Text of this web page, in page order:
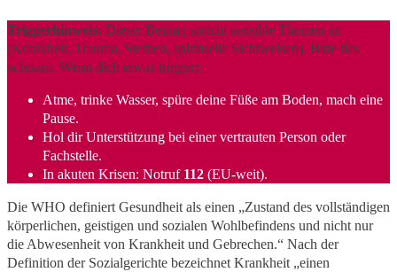
Triggerhinweis: Dieser Beitrag spricht sensible Themen an
(Krankheit, Trauma, Sterben, spirituelle Sichtweisen). Bitte lies
achtsam. Wenn dich etwas triggert:
Atme, trinke Wasser, spüre deine Füße am Boden, mach eine
Pause.
Hol dir Unterstützung bei einer vertrauten Person oder
Fachstelle.
In akuten Krisen: Notruf 112 (EU-weit).
Die WHO definiert Gesundheit als einen „Zustand des vollständigen
körperlichen, geistigen und sozialen Wohlbefindens und nicht nur
die Abwesenheit von Krankheit und Gebrechen.“ Nach der
Definition der Sozialgerichte bezeichnet Krankheit „einen